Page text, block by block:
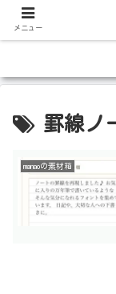
罫線ノ
manaoの素材箱
メニュー